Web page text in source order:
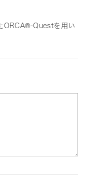
ORCA®-Questを用い